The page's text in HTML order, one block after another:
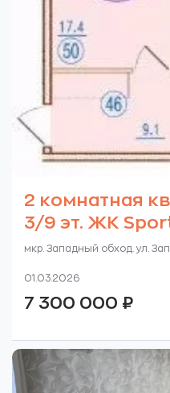
2 комнатная
3/9 эт. ЖК
мкр. Западный обход. ул.
01.03.2026
7 300 000 ₽